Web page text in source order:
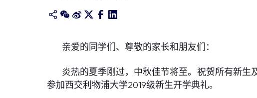
亲爱的同学们、尊敬的家长和朋友们：
炎热的夏季刚过，中秋佳节将至。祝贺所有新生
参加西交利物浦大学2019级新生开学典礼。